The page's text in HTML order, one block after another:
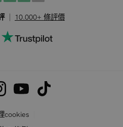
10.000+ 條評價
cookies